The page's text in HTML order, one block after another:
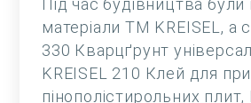
Під час будівництва були
матеріали ТМ KREISEL, а
330 Кварцґрунт
KREISEL 210 Клей для
пінополістирольних плит,